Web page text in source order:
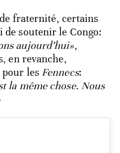
fraternité, certains
soutenir le Congo:
aujourd’hui»,
en revanche,
les Fennecs:
la même chose. Nous